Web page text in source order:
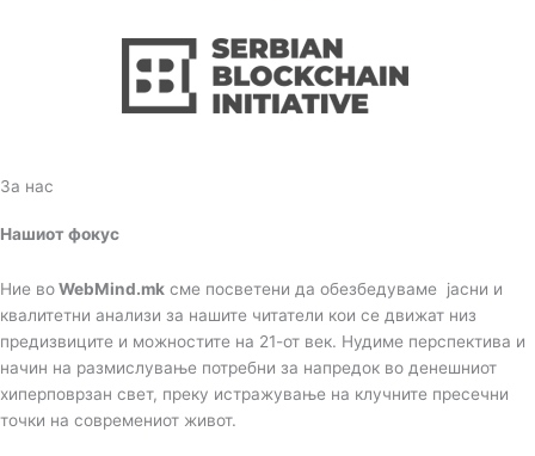
За нас
Нашиот фокус
Ние воWebMind.mk сме посветени да обезбедуваме јасни и
квалитетни анализи за нашите читатели кои се движат низ
предизвиците и можностите на 21-от век. Нудиме перспектива и
начин на размислување потребни за напредок во денешниот
хиперповрзан свет, преку истражување на клучните пресечни
точки на современиот живот.